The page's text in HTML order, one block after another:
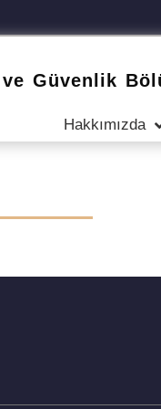
Güvenlik
Hakkımızda